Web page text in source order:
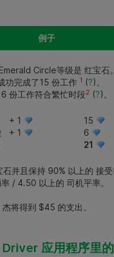
例子
Circle等级是 红宝石。
功完成了15 份工作 1 (?)。
份工作符合繁忙时段2 (?)。
+ 1
15
+ 1
6
21
并且保持 90% 以上的 接
/ 4.50 以上的 司机平率。
杰将得到 $45 的支出。
应用程序里